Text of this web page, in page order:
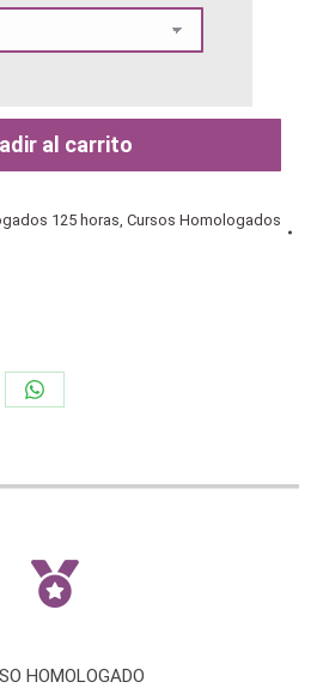
al carrito
125 horas Cursos Homologados
Share
HOMOLOGADO